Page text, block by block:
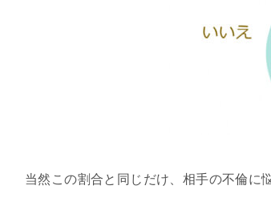
当然この割合と同じだけ、相手の不倫に